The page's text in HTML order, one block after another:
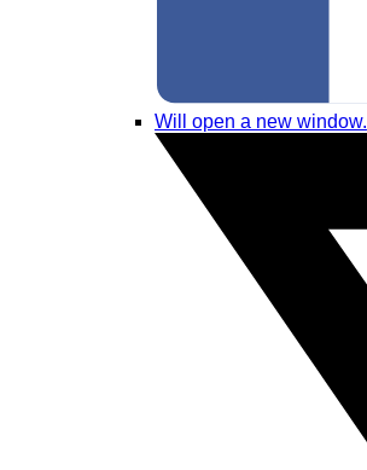
Will open a new window.